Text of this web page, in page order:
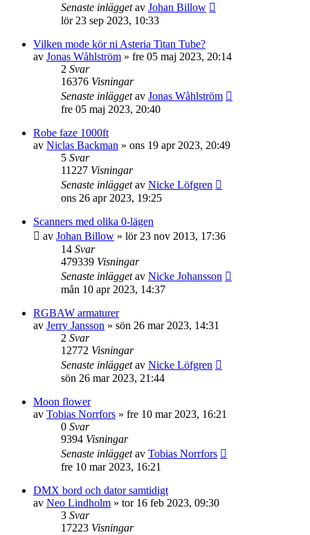
Senaste inläggetav Johan Billow
lör 23 sep 2023, 10:33
Vilken mode kör ni Asteria Titan Tube?
av Jonas Wåhlström » fre 05 maj 2023, 20:14
2 Svar
16376 Visningar
Senaste inläggetav Jonas Wåhlström
fre 05 maj 2023, 20:40
Robe faze 1000ft
av Niclas Backman » ons 19 apr 2023, 20:49
5 Svar
11227 Visningar
Senaste inläggetav Nicke Löfgren
ons 26 apr 2023, 19:25
Scanners med olika 0-lägen
av Johan Billow » lör 23 nov 2013, 17:36
14 Svar
479339 Visningar
Senaste inläggetav Nicke Johansson
mån 10 apr 2023, 14:37
RGBAW armaturer
av Jerry Jansson » sön 26 mar 2023, 14:31
2 Svar
12772 Visningar
Senaste inläggetav Nicke Löfgren
sön 26 mar 2023, 21:44
Moon flower
av Tobias Norrfors » fre 10 mar 2023, 16:21
0 Svar
9394 Visningar
Senaste inläggetav Tobias Norrfors
fre 10 mar 2023, 16:21
DMX bord och dator samtidigt
av Neo Lindholm » tor 16 feb 2023, 09:30
3 Svar
17223 Visningar